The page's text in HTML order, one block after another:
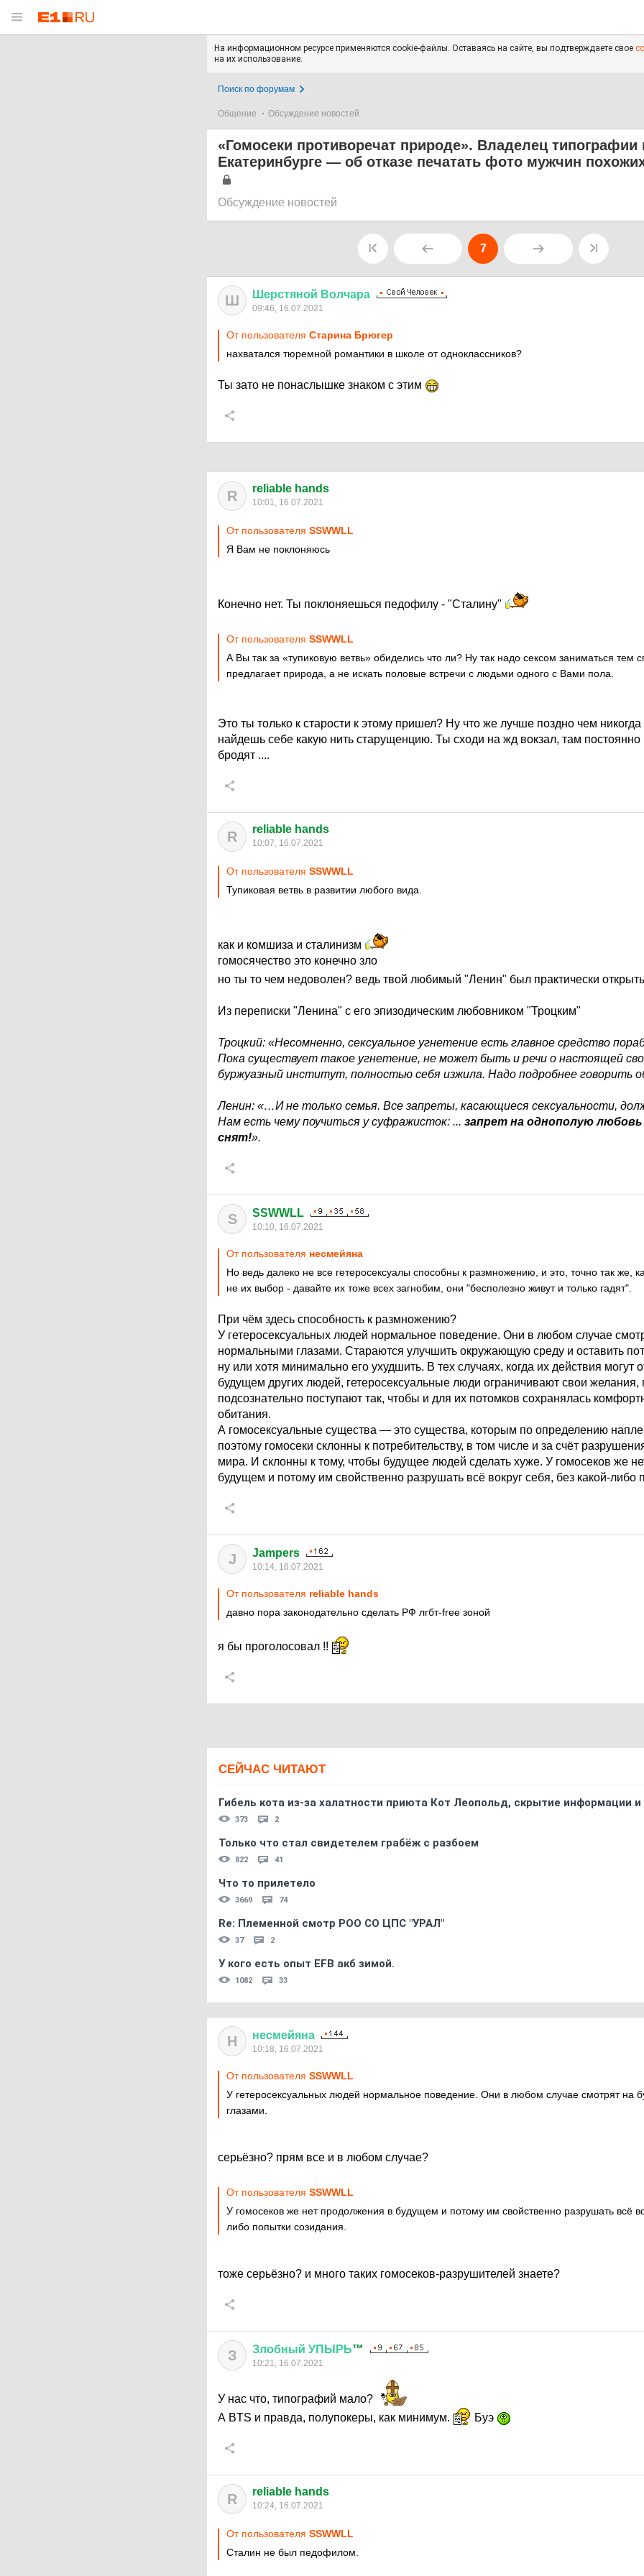
На информационном ресурсе применяются cookie-файлы. Оставаясь на сайте, вы подтверждаете свое
на их использование.
Поиск по форумам
Общение Обсуждение новостей
«Гомосеки противоречат природе». Владелец типографии
Екатеринбурге — об отказе печатать фото мужчин
Обсуждение новостей
7
Ш Шерстяной Волчара
09:46, 16.07.2021
От пользователя Старина Брюгер
нахватался тюремной романтики в школе от одноклассников?
Ты зато не понаслышке знаком с этим
R reliable hands
10:01, 16.07.2021
От пользователя SSWWLL
Я Вам не поклоняюсь
Конечно нет. Ты поклоняешься педофилу - "Сталину"
От пользователя SSWWLL
А Вы так за «тупиковую ветвь» обиделись что ли? Ну так надо сексом заниматься тем
предлагает природа, а не искать половые встречи с людьми одного с Вами пола.
Это ты только к старости к этому пришел? Ну что же лучше поздно чем никогда
найдешь себе какую нить старущенцию. Ты сходи на жд вокзал, там постоянно
бродят ....
R reliable hands
10:07, 16.07.2021
От пользователя SSWWLL
Тупиковая ветвь в развитии любого вида.
как и комшиза и сталинизм
гомосячество это конечно зло
но ты то чем недоволен? ведь твой любимый "Ленин" был практически
Из переписки "Ленина" с его эпизодическим любовником "Троцким"
Троцкий: «Несомненно, сексуальное угнетение есть главное средство
Пока существует такое угнетение, не может быть и речи о настоящей
буржуазный институт, полностью себя изжила. Надо подробнее говорить
Ленин: «…И не только семья. Все запреты, касающиеся сексуальности,
Нам есть чему поучиться у суфражисток: ... запрет на однополую
снят!».
S SSWWLL
10:10, 16.07.2021
От пользователя несмейяна
Но ведь далеко не все гетеросексуалы способны к размножению, и это, точно так же,
не их выбор - давайте их тоже всех загнобим, они "бесполезно живут и только гадят".
При чём здесь способность к размножению?
У гетеросексуальных людей нормальное поведение. Они в любом случае
нормальными глазами. Стараются улучшить окружающую среду и оставить
ну или хотя минимально его ухудшить. В тех случаях, когда их действия могут
будущем других людей, гетеросексуальные люди ограничивают свои желания,
подсознательно поступают так, чтобы и для их потомков сохранялась
обитания.
А гомосексуальные существа — это существа, которым по определению
поэтому гомосеки склонны к потребительству, в том числе и за счёт
мира. И склонны к тому, чтобы будущее людей сделать хуже. У гомосеков же
будущем и потому им свойственно разрушать всё вокруг себя, без какой-либо
J Jampers
10:14, 16.07.2021
От пользователя reliable hands
давно пора законодательно сделать РФ лгбт-free зоной
я бы проголосовал !!
СЕЙЧАС ЧИТАЮТ
Гибель кота из-за халатности приюта Кот Леопольд, скрытиe информации
373 2
Только что стал свидетелем грабёж с разбоем
822 41
Что то прилетело
3669 74
Re: Племеннoй смoтр РOO CO ЦПС "УРАЛ"
37 2
У кого есть опыт EFB акб зимой.
1082 33
Н несмейяна
10:18, 16.07.2021
От пользователя SSWWLL
У гетеросексуальных людей нормальное поведение. Они в любом случае смотрят на
глазами.
серьёзно? прям все и в любом случае?
От пользователя SSWWLL
У гомосеков же нет продолжения в будущем и потому им свойственно разрушать всё
либо попытки созидания.
тоже серьёзно? и много таких гомосеков-разрушителей знаете?
З Злобный УПЫРЬ™
10:21, 16.07.2021
У нас что, типографий мало?
А BTS и правда, полупокеры, как минимум.
Буэ
R reliable hands
10:24, 16.07.2021
От пользователя SSWWLL
Сталин не был педофилом.